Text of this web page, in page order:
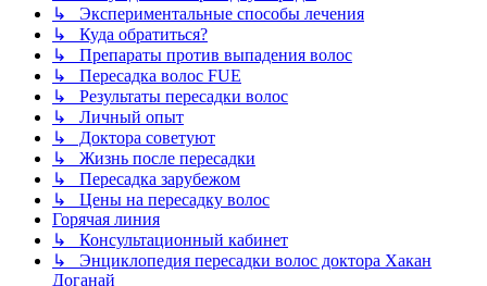
↳ Экспериментальные способы лечения
↳ Куда обратиться?
↳ Препараты против выпадения волос
↳ Пересадка волос FUE
↳ Результаты пересадки волос
↳ Личный опыт
↳ Доктора советуют
↳ Жизнь после пересадки
↳ Пересадка зарубежом
↳ Цены на пересадку волос
Горячая линия
↳ Консультационный кабинет
↳ Энциклопедия пересадки волос доктора Хакан
Доганай